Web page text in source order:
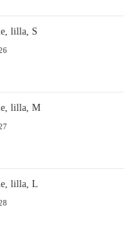
lilla, S
lilla, M
lilla, L